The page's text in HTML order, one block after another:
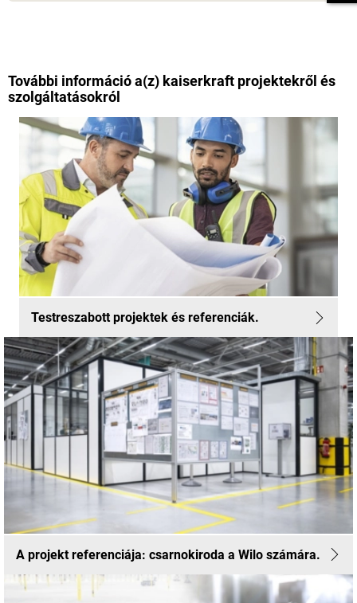
További információ a(z) kaiserkraft projektekről és
szolgáltatásokról
Testreszabott projektek és referenciák.
A projekt referenciája: csarnokiroda a Wilo számára.